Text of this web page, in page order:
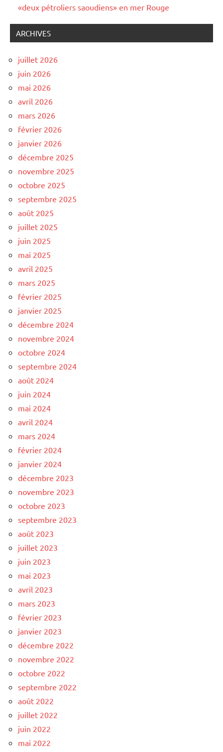
«deux pétroliers saoudiens» en mer Rouge
ARCHIVES
juillet 2026
juin 2026
mai 2026
avril 2026
mars 2026
février 2026
janvier 2026
décembre 2025
novembre 2025
octobre 2025
septembre 2025
août 2025
juillet 2025
juin 2025
mai 2025
avril 2025
mars 2025
février 2025
janvier 2025
décembre 2024
novembre 2024
octobre 2024
septembre 2024
août 2024
juin 2024
mai 2024
avril 2024
mars 2024
février 2024
janvier 2024
décembre 2023
novembre 2023
octobre 2023
septembre 2023
août 2023
juillet 2023
juin 2023
mai 2023
avril 2023
mars 2023
février 2023
janvier 2023
décembre 2022
novembre 2022
octobre 2022
septembre 2022
août 2022
juillet 2022
juin 2022
mai 2022